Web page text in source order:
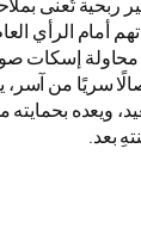
أمام الرأي
محاولة إسكات
سريًا من آسر،
ويعده بحمايته
بعد.